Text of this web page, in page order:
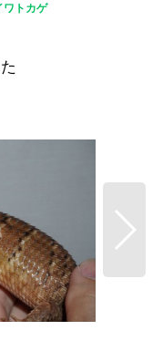
ワトカゲ